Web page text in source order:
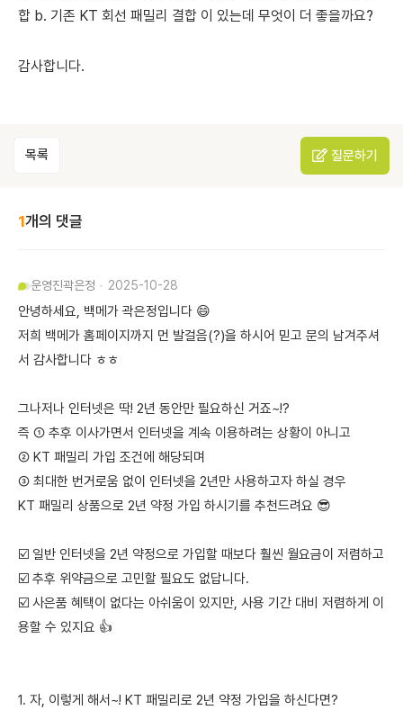
합 b. 기존 KT 회선 패밀리 결합 이 있는데 무엇이 더 좋을까요?
감사합니다.
목록 질문하기
1개의 댓글
운영진곽은정 2025-10-28
안녕하세요, 백메가 곽은정입니다 😄
저희 백메가 홈페이지까지 먼 발걸음(?)을 하시어 믿고 문의 남겨주셔
서 감사합니다 ㅎㅎ
그나저나 인터넷은 딱! 2년 동안만 필요하신 거죠~!?
즉 ① 추후 이사가면서 인터넷을 계속 이용하려는 상황이 아니고
② KT 패밀리 가입 조건에 해당되며
③ 최대한 번거로움 없이 인터넷을 2년만 사용하고자 하실 경우
KT 패밀리 상품으로 2년 약정 가입 하시기를 추천드려요 😎
☑️ 일반 인터넷을 2년 약정으로 가입할 때보다 훨씬 월요금이 저렴하고
☑️ 추후 위약금으로 고민할 필요도 없답니다.
☑️ 사은품 혜택이 없다는 아쉬움이 있지만, 사용 기간 대비 저렴하게 이
용할 수 있지요 👍
1. 자, 이렇게 해서~! KT 패밀리로 2년 약정 가입을 하신다면?